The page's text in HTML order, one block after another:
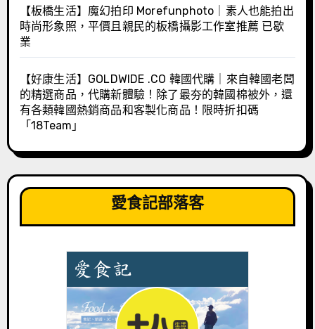
【板橋生活】魔幻拍印 Morefunphoto｜素人也能拍出
時尚形象照，平價且親民的板橋攝影工作室推薦 已歇
業
【好康生活】GOLDWIDE .CO 韓國代購｜來自韓國老闆
的精選商品，代購新體驗！除了最夯的韓國棉被外，還
有各類韓國熱銷商品和客製化商品！限時折扣碼
「18Team」
愛食記部落客